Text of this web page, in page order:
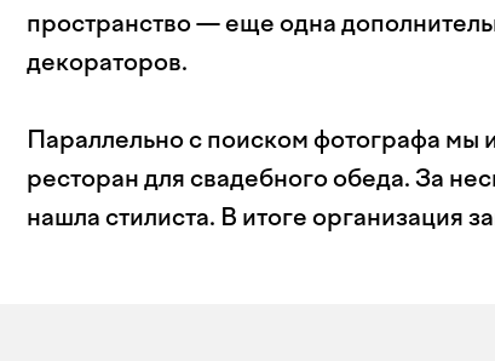
пространство — еще одна
декораторов.
Параллельно с поиском фотографа мы
ресторан для свадебного обеда. За
нашла стилиста. В итоге организация